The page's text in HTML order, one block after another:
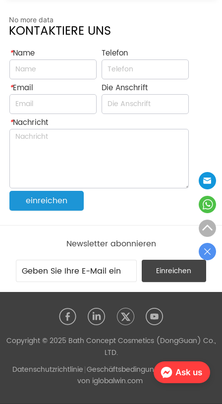
No more data
KONTAKTIERE UNS
*Name Telefon
*Email Die Anschrift
*Nachricht
einreichen
Newsletter abonnieren
Einreichen
Copyright © 2025 Bath Concept Cosmetics (DongGuan) Co.,
LTD.
Datenschutzrichtlinie Geschäftsbedingungen Unterstützt
von iglobalwin.com
Ask us